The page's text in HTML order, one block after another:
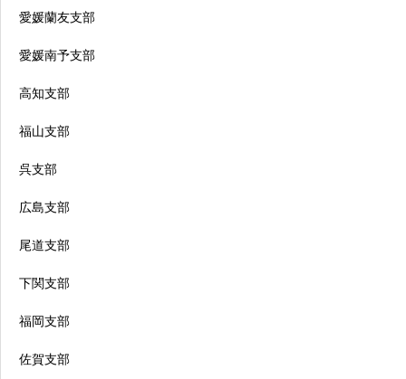
愛媛蘭友支部
愛媛南予支部
高知支部
福山支部
呉支部
広島支部
尾道支部
下関支部
福岡支部
佐賀支部